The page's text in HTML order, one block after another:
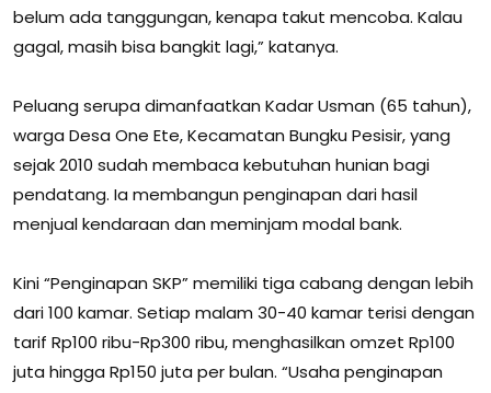
belum ada tanggungan, kenapa takut mencoba. Kalau
gagal, masih bisa bangkit lagi,” katanya.
Peluang serupa dimanfaatkan Kadar Usman (65 tahun),
warga Desa One Ete, Kecamatan Bungku Pesisir, yang
sejak 2010 sudah membaca kebutuhan hunian bagi
pendatang. Ia membangun penginapan dari hasil
menjual kendaraan dan meminjam modal bank.
Kini “Penginapan SKP” memiliki tiga cabang dengan lebih
dari 100 kamar. Setiap malam 30-40 kamar terisi dengan
tarif Rp100 ribu-Rp300 ribu, menghasilkan omzet Rp100
juta hingga Rp150 juta per bulan. “Usaha penginapan